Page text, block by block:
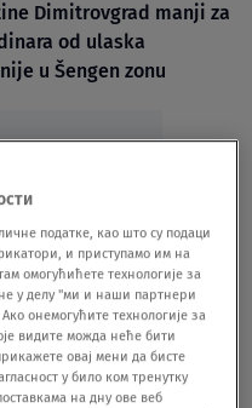
Dimitrovgrad manji za
od ulaska
u Šengen zonu
податке, као што су подаци
и приступамо им на
омогућићете технологије за
у делу "ми и наши партнери
онемогућите технологије за
видите можда неће бити
овај мени да бисте
у било ком тренутку
на дну ове веб